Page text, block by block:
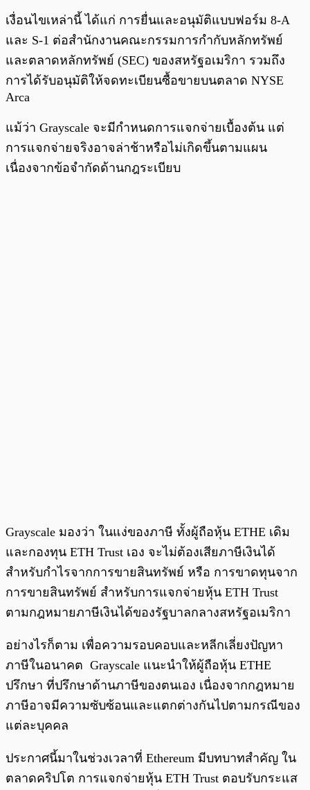
เงื่อนไขเหล่านี้ ได้แก่ การยื่นและอนุมัติแบบฟอร์ม 8-A
และ S-1 ต่อสำนักงานคณะกรรมการกำกับหลักทรัพย์
และตลาดหลักทรัพย์ (SEC) ของสหรัฐอเมริกา รวมถึง
การได้รับอนุมัติให้จดทะเบียนซื้อขายบนตลาด NYSE
Arca
แม้ว่า Grayscale จะมีกำหนดการแจกจ่ายเบื้องต้น แต่
การแจกจ่ายจริงอาจล่าช้าหรือไม่เกิดขึ้นตามแผน
เนื่องจากข้อจำกัดด้านกฎระเบียบ
Grayscale มองว่า ในแง่ของภาษี ทั้งผู้ถือหุ้น ETHE เดิม
และกองทุน ETH Trust เอง จะไม่ต้องเสียภาษีเงินได้
สำหรับกำไรจากการขายสินทรัพย์ หรือ การขาดทุนจาก
การขายสินทรัพย์ สำหรับการแจกจ่ายหุ้น ETH Trust
ตามกฎหมายภาษีเงินได้ของรัฐบาลกลางสหรัฐอเมริกา
อย่างไรก็ตาม เพื่อความรอบคอบและหลีกเลี่ยงปัญหา
ภาษีในอนาคต Grayscale แนะนำให้ผู้ถือหุ้น ETHE
ปรึกษา ที่ปรึกษาด้านภาษีของตนเอง เนื่องจากกฎหมาย
ภาษีอาจมีความซับซ้อนและแตกต่างกันไปตามกรณีของ
แต่ละบุคคล
ประกาศนี้มาในช่วงเวลาที่ Ethereum มีบทบาทสำคัญ ใน
ตลาดคริปโต การแจกจ่ายหุ้น ETH Trust ตอบรับกระแส